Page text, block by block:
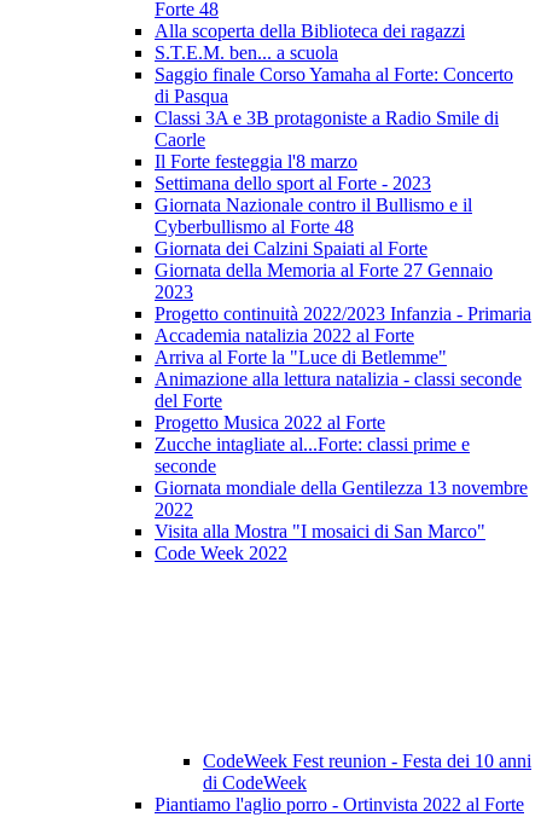
Forte 48
Alla scoperta della Biblioteca dei ragazzi
S.T.E.M. ben... a scuola
Saggio finale Corso Yamaha al Forte: Concerto
di Pasqua
Classi 3A e 3B protagoniste a Radio Smile di
Caorle
Il Forte festeggia l'8 marzo
Settimana dello sport al Forte - 2023
Giornata Nazionale contro il Bullismo e il
Cyberbullismo al Forte 48
Giornata dei Calzini Spaiati al Forte
Giornata della Memoria al Forte 27 Gennaio
2023
Progetto continuità 2022/2023 Infanzia - Primaria
Accademia natalizia 2022 al Forte
Arriva al Forte la "Luce di Betlemme"
Animazione alla lettura natalizia - classi seconde
del Forte
Progetto Musica 2022 al Forte
Zucche intagliate al...Forte: classi prime e
seconde
Giornata mondiale della Gentilezza 13 novembre
2022
Visita alla Mostra "I mosaici di San Marco"
Code Week 2022
CodeWeek Fest reunion - Festa dei 10 anni
di CodeWeek
Piantiamo l'aglio porro - Ortinvista 2022 al Forte